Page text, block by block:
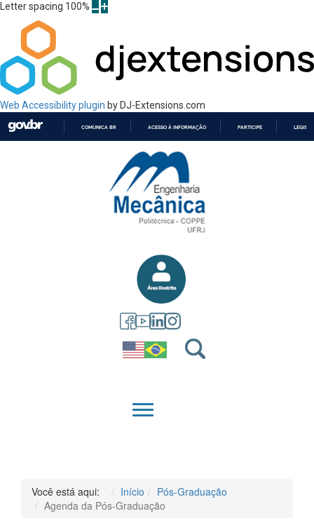
Letter spacing 100%
Web Accessibility plugin by DJ-Extensions.com
PARA
CONTEÚDO
COMUNICA BR ACESSO À INFORMAÇÃO PARTICIPE
QUEM SOMOS
Você está aqui: Início
Pós-Graduação
Agenda da Pós-Graduação